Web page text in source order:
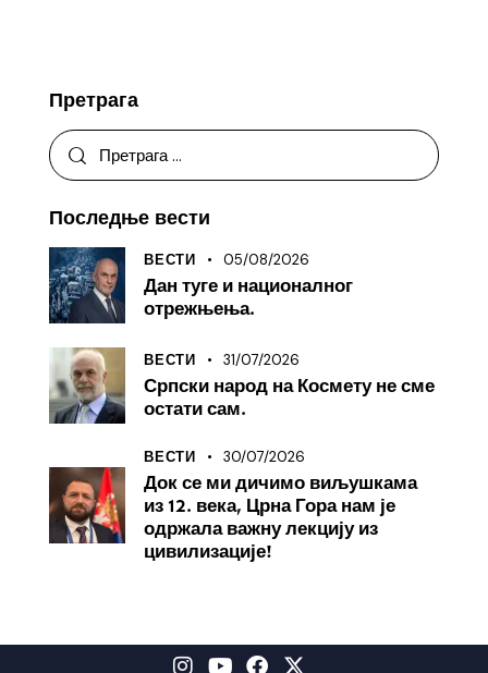
Претрага
Последње вести
ВЕСТИ 05/08/2026
Дан туге и националног
отрежњења.
ВЕСТИ 31/07/2026
Српски народ на Космету не сме
остати сам.
ВЕСТИ 30/07/2026
Док се ми дичимо виљушкама
из 12. века, Црна Гора нам је
одржала важну лекцију из
цивилизације!